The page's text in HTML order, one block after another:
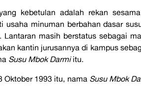
kebetulan adalah rekan
usaha minuman berbahan dasar
masih berstatus sebagai
kantin jurusannya di kampus
Susu Mbok Darmiitu.
Oktober 1993 itu, nama Susu Mbok